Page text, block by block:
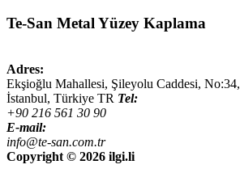
Te-San Metal Yüzey Kaplama
Adres:
Ekşioğlu Mahallesi, Şileyolu Caddesi, No:34,
İstanbul, Türkiye TR Tel:
+90 216 561 30 90
E-mail:
info@te-san.com.tr
Copyright © 2026 ilgi.li